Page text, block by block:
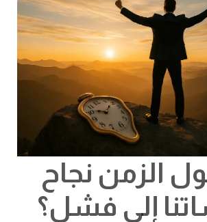
الزمن نجاح
إلى فشل؟